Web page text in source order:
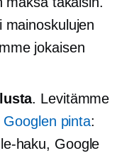
mainoskulujen
jokaisen
. Levitämme
Googlen pinta:
haku, Google